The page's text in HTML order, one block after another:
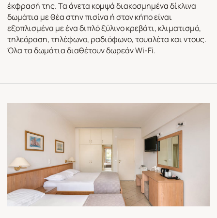
έκφρασή της. Τα άνετα κομψά διακοσμημένα δίκλινα
δωμάτια με θέα στην πισίνα ή στον κήπο είναι
εξοπλισμένα με ένα διπλό ξύλινο κρεβάτι, κλιματισμό,
τηλεόραση, τηλέφωνο, ραδιόφωνο, τουαλέτα και ντους.
Όλα τα δωμάτια διαθέτουν δωρεάν Wi-Fi.